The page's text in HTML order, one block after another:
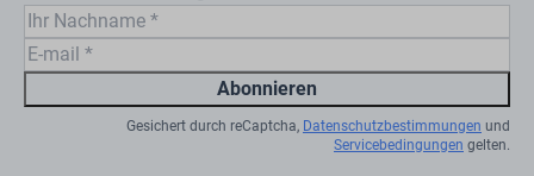
Abonnieren
Gesichert durch reCaptcha, Datenschutzbestimmungen und
Servicebedingungen gelten.